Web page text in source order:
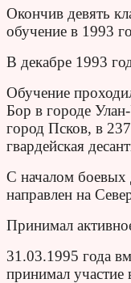
Окончив девять
обучение в 1993
В декабре 1993
Обучение
Бор в городе
город Псков, в
гвардейская
С началом боевых
направлен на
Принимал
31.03.1995 года
принимал участие